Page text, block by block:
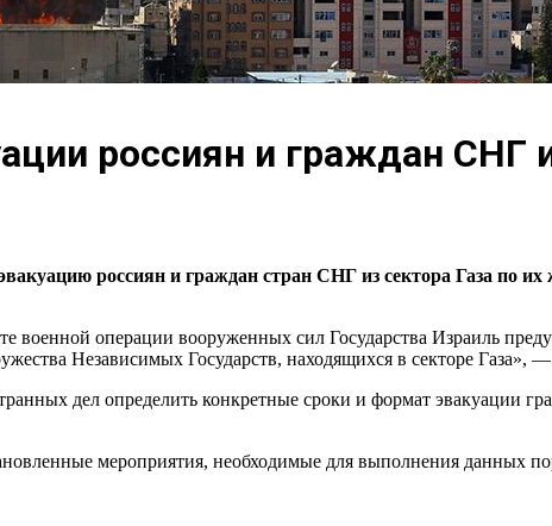
россиян и граждан СНГ
россиян и граждан стран СНГ из сектора Газа по
военной операции вооруженных сил Государства Израиль
Независимых Государств, находящихся в секторе Газа»,
дел определить конкретные сроки и формат эвакуации
мероприятия, необходимые для выполнения данных